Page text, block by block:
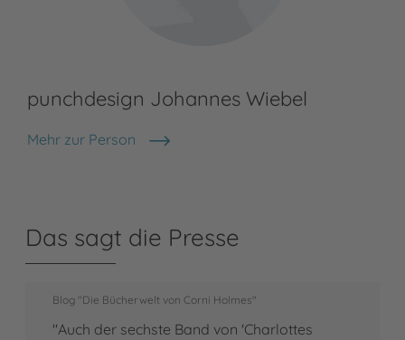
punchdesign Johannes Wiebel
Mehr zur Person
punchdesign Johannes Wiebel
Das sagt die Presse
Blog "Die Bücherwelt von Corni Holmes"
"Auch der sechste Band von 'Charlottes